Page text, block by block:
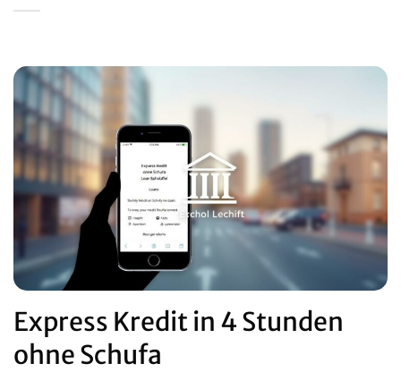
Express Kredit in 4 Stunden
ohne Schufa